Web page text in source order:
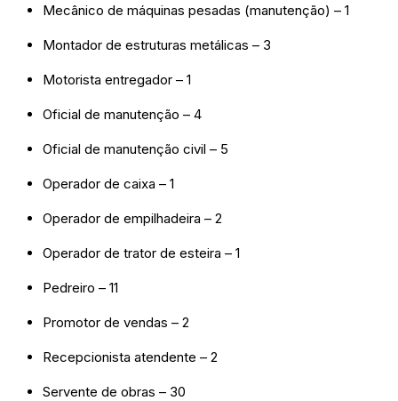
Mecânico de máquinas pesadas (manutenção) – 1
Montador de estruturas metálicas – 3
Motorista entregador – 1
Oficial de manutenção – 4
Oficial de manutenção civil – 5
Operador de caixa – 1
Operador de empilhadeira – 2
Operador de trator de esteira – 1
Pedreiro – 11
Promotor de vendas – 2
Recepcionista atendente – 2
Servente de obras – 30